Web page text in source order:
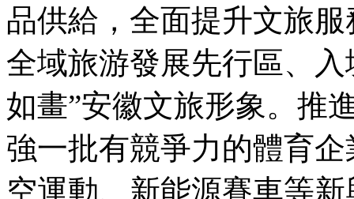
品供給，全面提升文旅
全域旅游發展先行區、
如畫”安徽文旅形象。推
強一批有競爭力的體育
空運動、新能源賽車等